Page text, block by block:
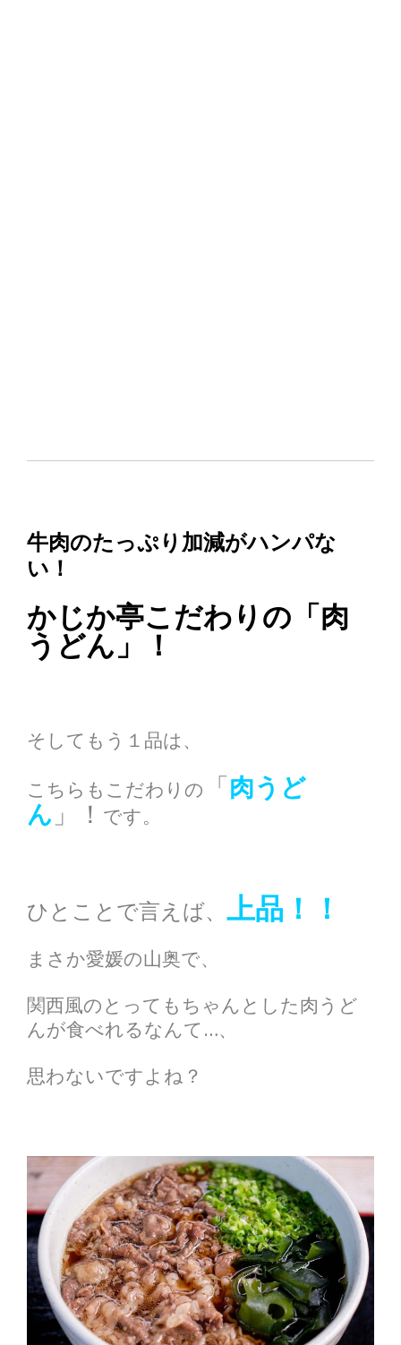
牛肉のたっぷり加減がハンパな
い！
かじか亭こだわりの「肉
うどん」！
そしてもう１品は、
こちらもこだわりの
「肉うど
ん 」！ です。
ひとことで言えば、 上品！！
まさか愛媛の山奥で、
関西風のとってもちゃんとした肉うど
んが食べれるなんて…、
思わないですよね？